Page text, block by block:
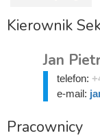
Kierownik
Jan
telefon:
e-mail:
Pracownicy